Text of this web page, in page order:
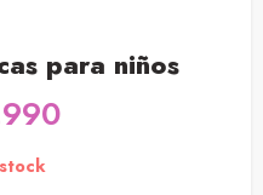
para niños